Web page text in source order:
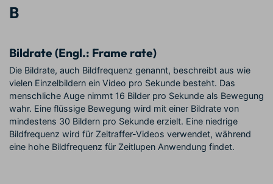
B
Bildrate (Engl.: Frame rate)
Die Bildrate, auch Bildfrequenz genannt, beschreibt aus wie
vielen Einzelbildern ein Video pro Sekunde besteht. Das
menschliche Auge nimmt 16 Bilder pro Sekunde als Bewegung
wahr. Eine flüssige Bewegung wird mit einer Bildrate von
mindestens 30 Bildern pro Sekunde erzielt. Eine niedrige
Bildfrequenz wird für Zeitraffer-Videos verwendet, während
eine hohe Bildfrequenz für Zeitlupen Anwendung findet.